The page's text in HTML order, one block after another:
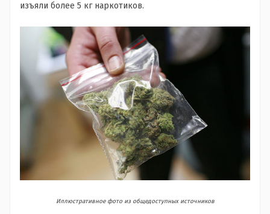
изъяли более 5 кг наркотиков.
Иллюстративное фото из общедоступных источников